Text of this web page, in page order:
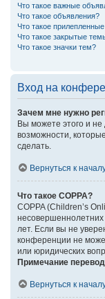
Что такое важные
Что такое объявления?
Что такое
Что такое закрытые
Что такое значки тем?
Вход на
Зачем мне нужно
Вы можете этого и
возможности,
сделать.
Вернуться к
Что такое COPPA?
COPPA (Children’s
лет. Если вы не
конференции не
или юридических
Примечание
Вернуться к